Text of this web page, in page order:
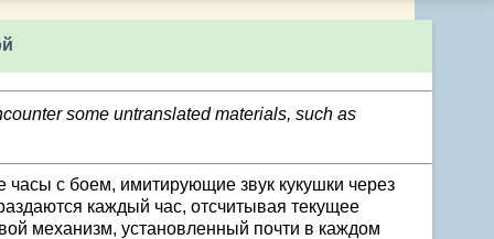
some untranslated materials, such as
часы с боем, имитирующие звук кукушки через
каждый час, отсчитывая текущее
механизм, установленный почти в каждом